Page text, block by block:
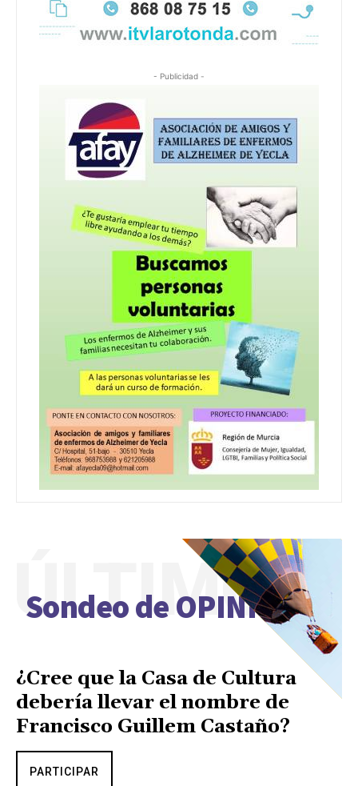
- Publicidad -
Sondeo de OPINIÓN
ÚLTIMO
¿Cree que la Casa de Cultura
debería llevar el nombre de
Francisco Guillem Castaño?
PARTICIPAR